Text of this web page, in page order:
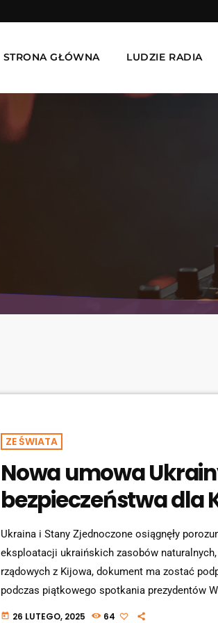
STRONA GŁÓWNA LUDZIE RADIA
ZE ŚWIATA
Nowa umowa
bezpieczeństwa dla
Ukraina i Stany Zjednoczone osiągnęły
eksploatacji ukraińskich zasobów naturalnych,
rządowych z Kijowa, dokument ma zostać
podczas piątkowego spotkania prezydentów
Domu. Jednak nowa umowa nie obejmuje
today 26 LUTEGO, 2025 64